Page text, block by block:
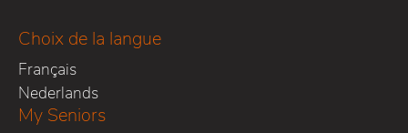
Choix de la langue
Français
Nederlands
My Seniors